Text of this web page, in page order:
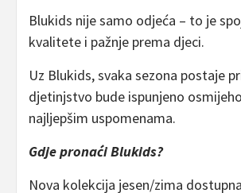
Blukids nije samo odjeća – to je
kvalitete i pažnje prema djeci.
Uz Blukids, svaka sezona postaje
djetinjstvo bude ispunjeno
najljepšim uspomenama.
Gdje pronaći Blukids?
Nova kolekcija jesen/zima